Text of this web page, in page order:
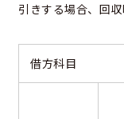
引きする場合、回
借方科目